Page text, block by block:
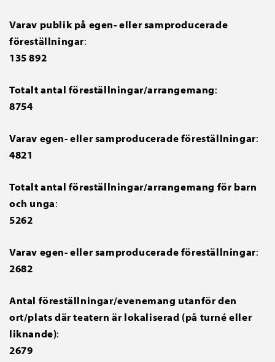
Varav publik på egen- eller samproducerade
föreställningar:
135 892
Totalt antal föreställningar/arrangemang:
8754
Varav egen- eller samproducerade föreställningar:
4821
Totalt antal föreställningar/arrangemang för barn
och unga:
5262
Varav egen- eller samproducerade föreställningar:
2682
Antal föreställningar/evenemang utanför den
ort/plats där teatern är lokaliserad (på turné eller
liknande):
2679